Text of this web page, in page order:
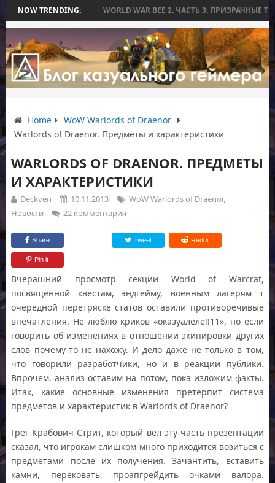
NOW TRENDING:
БЕЗ БИТВЫ WORLD WAR BEE 2. ЧАСТЬ 3: ПРИЗРАЧНЫЕ ТИТАНЫ И
Home
WoW Warlords of Draenor
Warlords of Draenor. Предметы и характеристики
WARLORDS OF DRAENOR. ПРЕДМЕТЫ
И ХАРАКТЕРИСТИКИ
Deckven 10.11.2013 WoW Warlords of Draenor,
Новости
22 комментария
Share Tweet Reddit
Pin it
Вчерашний просмотр секции World of Warcrat,
посвященной квестам, эндгейму, военным лагерям т
очередной перетряске статов оставили противоречивые
впечатления. Не люблю криков «оказуалеле!!11», но если
говорить об изменениях в отношении экипировки других
слов почему-то не нахожу. И дело даже не только в том,
что говорили разработчики, но и в реакции публики.
Впрочем, анализ оставим на потом, пока изложим факты.
Итак, какие основные изменения претерпит система
предметов и характеристик в Warlords of Draenor?
Грег Крабович Стрит, который вел эту часть презентации
сказал, что игрокам слишком много приходится возиться с
предметами после их получения. Зачантить, вставить
камни, перековать, проапгрейдить очками валора.